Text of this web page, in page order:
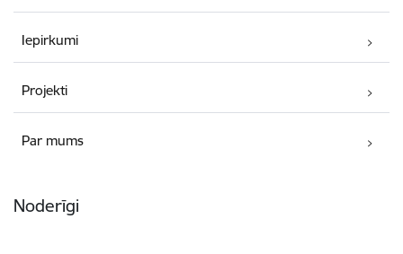
Iepirkumi
Projekti
Par mums
Noderīgi